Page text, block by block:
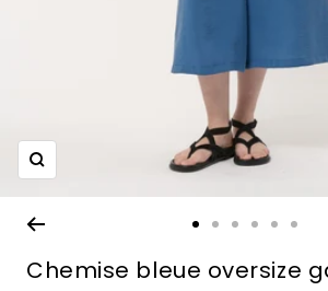
Zoom
Aller
slide
Aller
slide
Aller
slide
Aller
slide
Aller
slide
Aller
slide
Chemise bleue oversize